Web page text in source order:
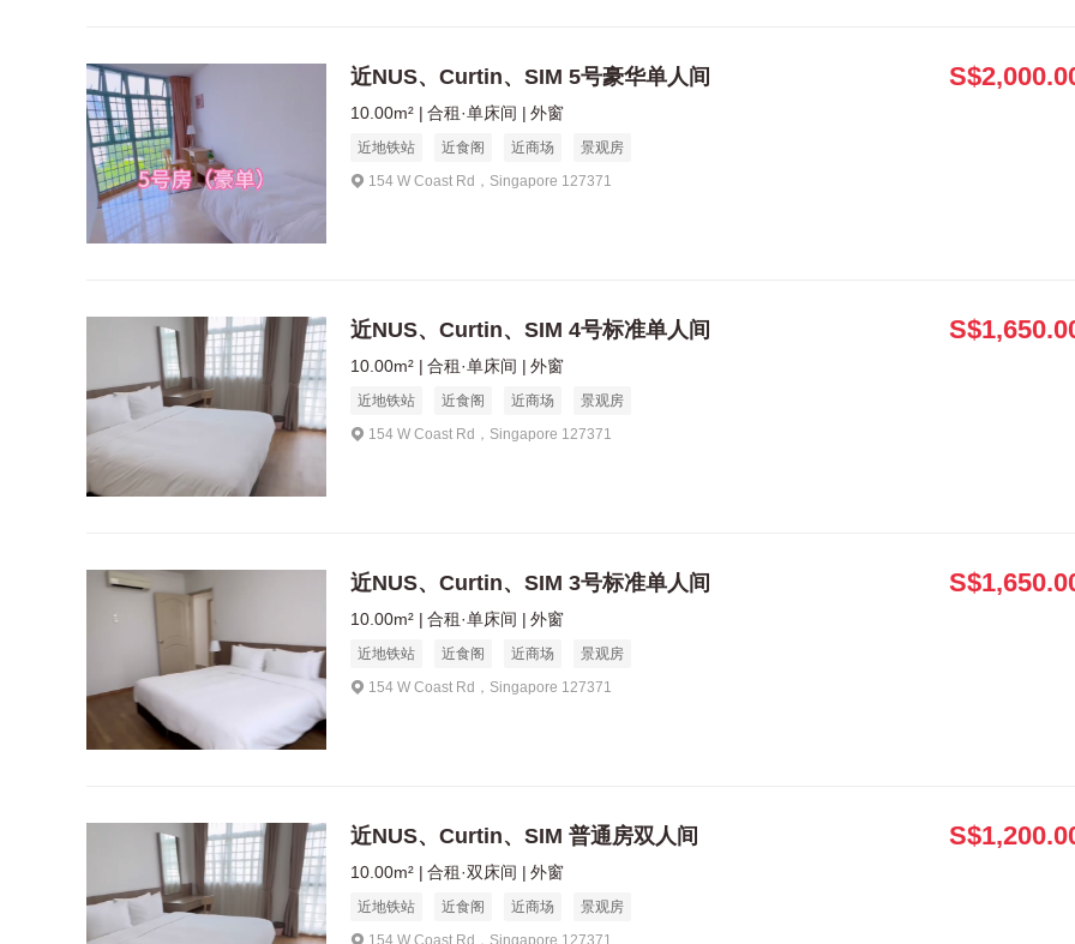
近NUS、Curtin、SIM 5号豪华单人间
10.00m² 合租·单床间 外窗
近地铁站 近食阁 近商场
景观房
154 W Coast Rd，Singapore 127371
近NUS、Curtin、SIM 4号标准单人间
10.00m² 合租·单床间 外窗
近地铁站 近食阁 近商场
景观房
154 W Coast Rd，Singapore 127371
近NUS、Curtin、SIM 3号标准单人间
10.00m² 合租·单床间 外窗
近地铁站 近食阁 近商场
景观房
154 W Coast Rd，Singapore 127371
近NUS、Curtin、SIM 普通房双人间
10.00m² 合租·双床间 外窗
近地铁站 近食阁 近商场
景观房
154 W Coast Rd，Singapore 127371